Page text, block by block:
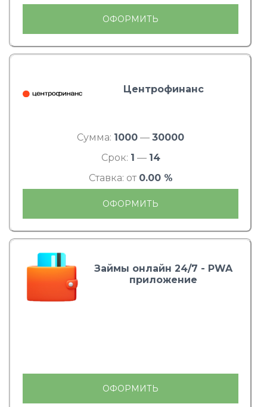
ОФОРМИТЬ
Центрофинанс
Сумма: 1000 — 30000
Срок: 1 — 14
Ставка: от 0.00 %
ОФОРМИТЬ
Займы онлайн 24/7 - PWA
приложение
ОФОРМИТЬ